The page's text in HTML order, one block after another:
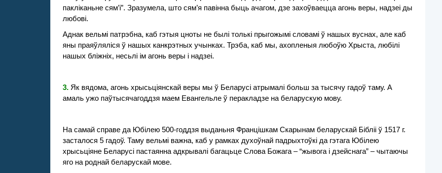
пакліканьне сям’і”. Зразумела, што сям’я павінна быць ачагом, дзе захоўваецца агонь веры, надзеі ды
любові.
Аднак вельмі патрэбна, каб гэтыя цноты не былі толькі прыгожымі словамі ў нашых вуснах, але каб
яны праяўляліся ў нашых канкрэтных учынках. Трэба, каб мы, ахопленыя любоўю Хрыста, любілі
нашых бліжніх, несьлі ім агонь веры і надзеі.
3. Як вядома, агонь хрысьціянскай веры мы ў Беларусі атрымалі больш за тысячу гадоў таму. А
амаль ужо паўтысячагоддзя маем Евангельле ў перакладзе на беларускую мову.
На самай справе да Юбілею 500-годдзя выданьня Францішкам Скарынам беларускай Бібліі ў 1517 г.
засталося 5 гадоў. Таму вельмі важна, каб у рамках духоўнай падрыхтоўкі да гэтага Юбілею
хрысьціяне Беларусі пастаянна адкрывалі багацьце Слова Божага – “жывога і дзейснага” – чытаючы
яго на роднай беларускай мове.